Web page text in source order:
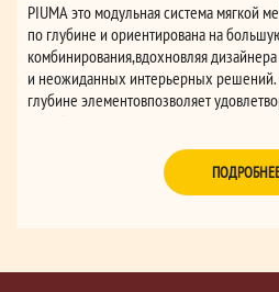
PIUMA это модульная система мягкой
по глубине и ориентирована на
комбинирования,вдохновляя
и неожиданных интерьерных решений.
глубине элементовпозволяет